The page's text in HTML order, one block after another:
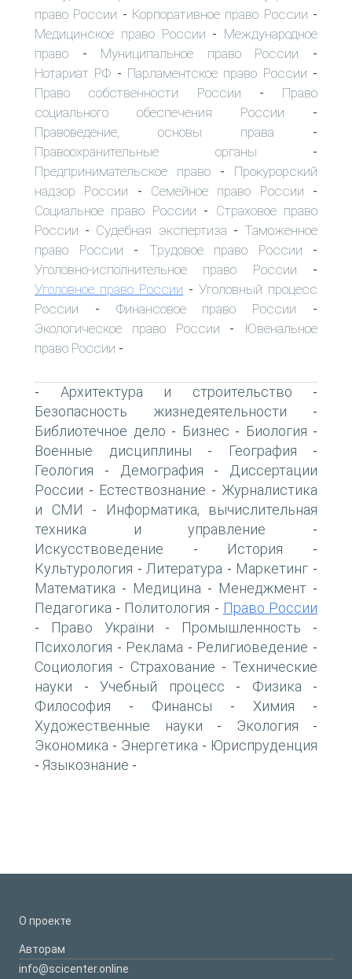
право России - Корпоративное право России -
Медицинское право России - Международное
право - Муниципальное право России -
Нотариат РФ - Парламентское право России -
Право собственности России - Право
социального обеспечения России -
Правоведение, основы права -
Правоохранительные органы -
Предпринимательское право - Прокурорский
надзор России - Семейное право России -
Социальное право России - Страховое право
России - Судебная экспертиза - Таможенное
право России - Трудовое право России -
Уголовно-исполнительное право России -
Уголовное право России - Уголовный процесс
России - Финансовое право России -
Экологическое право России -
Ювенальное
право России -
- Архитектура и строительство -
Безопасность жизнедеятельности -
Библиотечное дело - Бизнес - Биология -
Военные дисциплины - География -
Геология - Демография -
Диссертации
России - Естествознание - Журналистика
и СМИ -
Информатика, вычислительная
техника и управление -
Искусствоведение - История -
Культурология - Литература - Маркетинг -
Математика - Медицина - Менеджмент -
Педагогика - Политология - Право России
- Право України - Промышленность -
Психология - Реклама - Религиоведение -
Социология - Страхование - Технические
науки - Учебный процесс - Физика -
Философия - Финансы - Химия -
Художественные науки - Экология -
Экономика - Энергетика - Юриспруденция
- Языкознание -
О проекте
Авторам
info@scicenter.online